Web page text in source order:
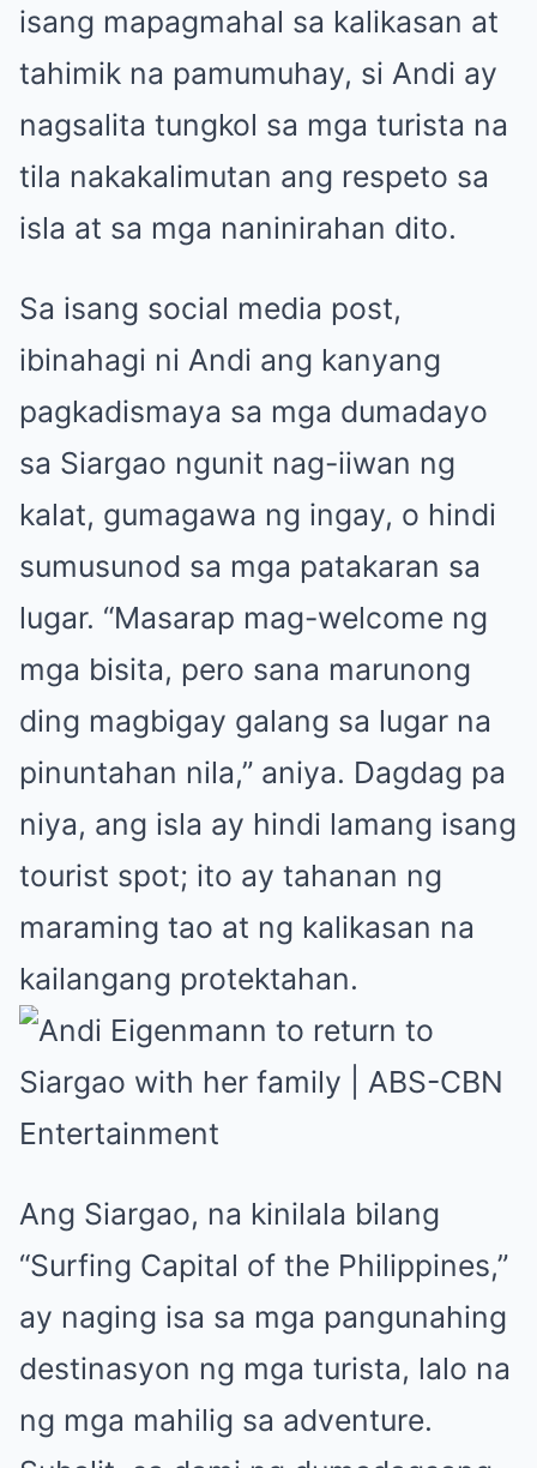
isang mapagmahal sa kalikasan at
tahimik na pamumuhay, si Andi ay
nagsalita tungkol sa mga turista na
tila nakakalimutan ang respeto sa
isla at sa mga naninirahan dito.
Sa isang social media post,
ibinahagi ni Andi ang kanyang
pagkadismaya sa mga dumadayo
sa Siargao ngunit nag-iiwan ng
kalat, gumagawa ng ingay, o hindi
sumusunod sa mga patakaran sa
lugar. “Masarap mag-welcome ng
mga bisita, pero sana marunong
ding magbigay galang sa lugar na
pinuntahan nila,” aniya. Dagdag pa
niya, ang isla ay hindi lamang isang
tourist spot; ito ay tahanan ng
maraming tao at ng kalikasan na
kailangang protektahan.
Ang Siargao, na kinilala bilang
“Surfing Capital of the Philippines,”
ay naging isa sa mga pangunahing
destinasyon ng mga turista, lalo na
ng mga mahilig sa adventure.